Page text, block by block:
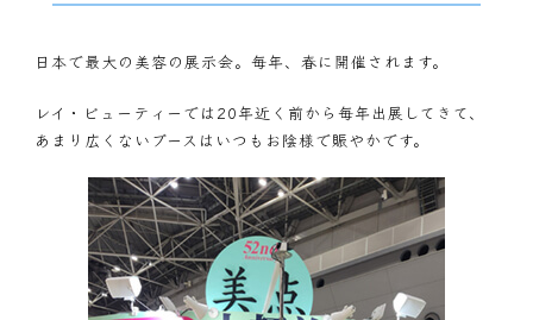
日本で最大の美容の展示会。毎年、春に開催されます。
レイ・ビューティーでは20年近く前から毎年出展してきて、
あまり広くないブースはいつもお陰様で賑やかです。